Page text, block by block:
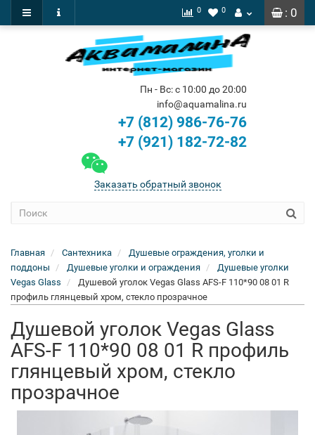
: 0
0 0
Пн - Вс: с 10:00 до 20:00
info@aquamalina.ru
+7 (812) 986-76-76
+7 (921) 182-72-82
Заказать обратный звонок
Главная Сантехника
Душевые ограждения, уголки и
поддоны
Душевые уголки и ограждения
Душевые уголки
Vegas Glass
Душевой уголок Vegas Glass AFS-F 110*90 08 01 R
профиль глянцевый хром, стекло прозрачное
Душевой уголок Vegas Glass
AFS-F 110*90 08 01 R профиль
глянцевый хром, стекло
прозрачное